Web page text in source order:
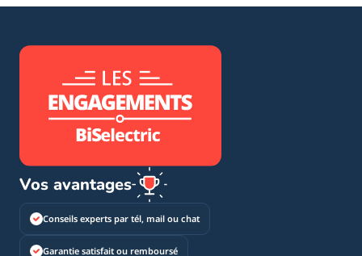
Vos avantages
Conseils experts par tél, mail ou chat
Garantie satisfait ou remboursé